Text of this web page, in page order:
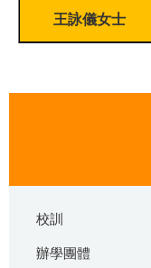
王詠儀女士
校訓
辦學團體